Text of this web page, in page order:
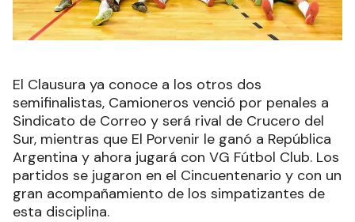
El Clausura ya conoce a los otros dos
semifinalistas, Camioneros venció por penales a
Sindicato de Correo y será rival de Crucero del
Sur, mientras que El Porvenir le ganó a República
Argentina y ahora jugará con VG Fútbol Club. Los
partidos se jugaron en el Cincuentenario y con un
gran acompañamiento de los simpatizantes de
esta disciplina.